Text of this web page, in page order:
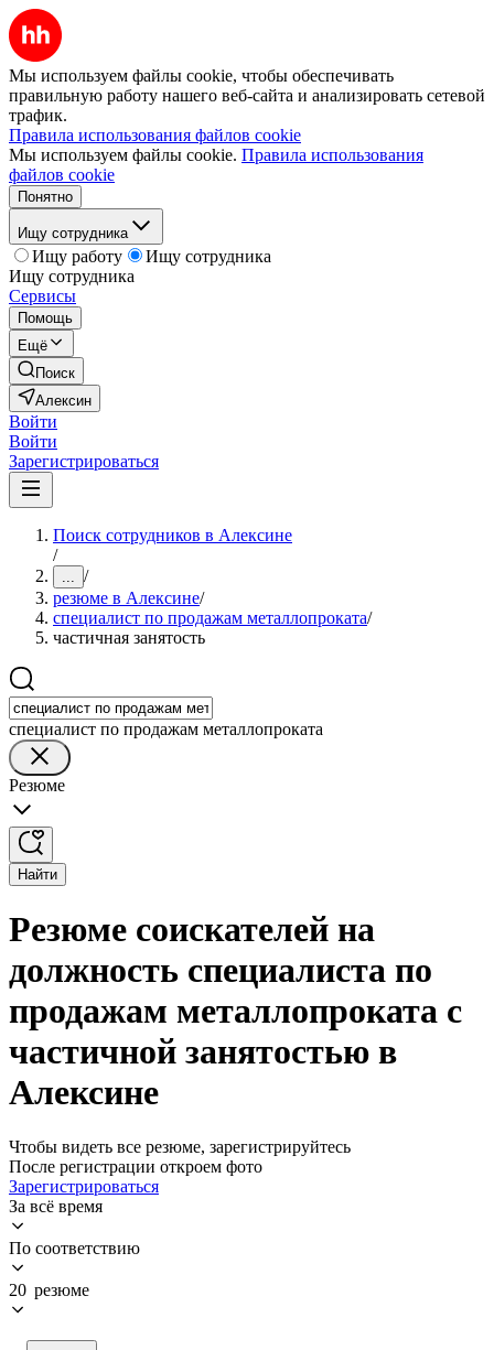
Мы используем файлы cookie, чтобы обеспечивать
правильную работу нашего веб-сайта и анализировать сетевой
трафик.
Правила использования файлов cookie
Мы используем файлы cookie. Правила использования
файлов cookie
Понятно
Ищу сотрудника
Ищу работу
Ищу сотрудника
Ищу сотрудника
Сервисы
Помощь
Ещё
Поиск
Алексин
Войти
Войти
Зарегистрироваться
Поиск сотрудников в Алексине
/
... /
резюме в Алексине/
специалист по продажам металлопроката/
частичная занятость
специалист по продажам металлопроката
Резюме
Найти
Резюме соискателей на
должность специалиста по
продажам металлопроката с
частичной занятостью в
Алексине
Чтобы видеть все резюме, зарегистрируйтесь
После регистрации откроем фото
Зарегистрироваться
За всё время
По соответствию
20 резюме